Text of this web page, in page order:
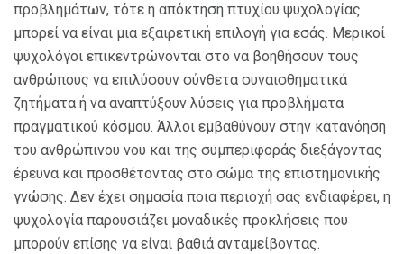
προβλημάτων, τότε η απόκτηση πτυχίου ψυχολογίας
μπορεί να είναι μια εξαιρετική επιλογή για εσάς. Μερικοί
ψυχολόγοι επικεντρώνονται στο να βοηθήσουν τους
ανθρώπους να επιλύσουν σύνθετα συναισθηματικά
ζητήματα ή να αναπτύξουν λύσεις για προβλήματα
πραγματικού κόσμου. Άλλοι εμβαθύνουν στην κατανόηση
του ανθρώπινου νου και της συμπεριφοράς διεξάγοντας
έρευνα και προσθέτοντας στο σώμα της επιστημονικής
γνώσης. Δεν έχει σημασία ποια περιοχή σας ενδιαφέρει, η
ψυχολογία παρουσιάζει μοναδικές προκλήσεις που
μπορούν επίσης να είναι βαθιά ανταμείβοντας.